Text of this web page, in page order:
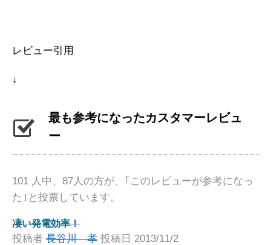
レビュー引用
↓
最も参考になったカスタマーレビュ
ー
101 人中、87人の方が、｢このレビューが参考になっ
た｣と投票しています。
凄い発電効率！
投稿者 長谷川 孝 投稿日 2013/11/2